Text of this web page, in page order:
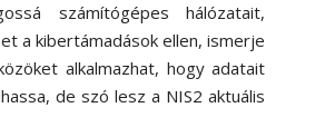
számítógépes hálózatait,
a kibertámadások ellen, ismerje
alkalmazhat, hogy adatait
de szó lesz a NIS2 aktuális